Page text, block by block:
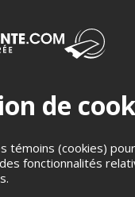
qu'elle présente
la liberté
qui se déroule au
de
témoins (cookies)
fonctionnalités